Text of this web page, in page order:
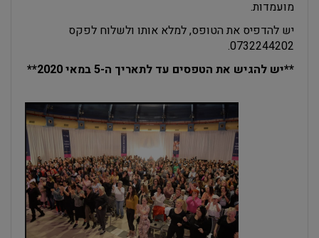
מועמדות.
יש להדפיס את הטופס, למלא אותו ולשלוח לפקס
0732244202.
**יש להגיש את הטפסים עד לתאריך ה-5 במאי 2020**